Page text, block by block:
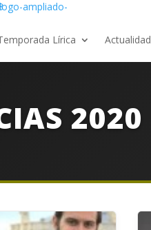
Lírica Actualidad
2020